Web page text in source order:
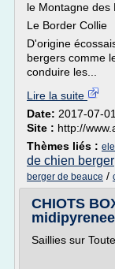
le Montagne des
Le Border Collie
D'origine
bergers comme
conduire les...
Lire la suite
Date: 2017-07-
Site : http://
Thèmes liés :
de chien berger
berger de beauce /
CHIOTS
Saillies sur